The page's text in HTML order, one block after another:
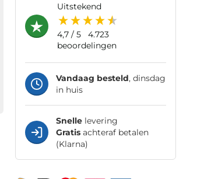
uitstekend
4,7/ 5
4.723
beoordelingen
Vandaag besteld, dinsdag
in huis
Snellelevering
Gratisachteraf betalen
(Klarna)